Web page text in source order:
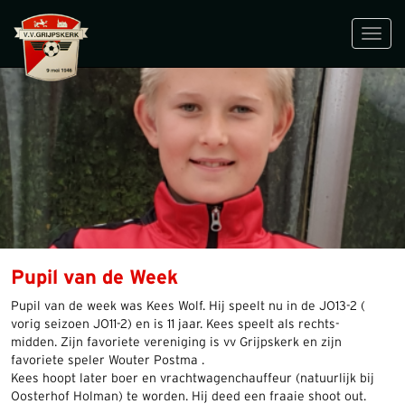
Pupil van de Week
Pupil van de week was Kees Wolf. Hij speelt nu in de JO13-2 (
vorig seizoen JO11-2) en is 11 jaar. Kees speelt als rechts-
midden. Zijn favoriete vereniging is vv Grijpskerk en zijn
favoriete speler Wouter Postma .
Kees hoopt later boer en vrachtwagenchauffeur (natuurlijk bij
Oosterhof Holman) te worden. Hij deed een fraaie shoot out.